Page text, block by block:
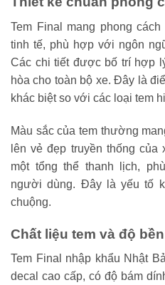
Tem Final mang phong
tinh tế, phù hợp với ngôn
Các chi tiết được bố trí hợp
hòa cho toàn bộ xe. Đây là
khác biệt so với các loại tem
Màu sắc của tem thường
lên vẻ đẹp truyền thống
một tổng thể thanh lịch,
người dùng. Đây là yếu tố
chuộng.
Chất liệu tem và độ
Tem Final nhập khẩu Nhật
decal cao cấp, có độ bám